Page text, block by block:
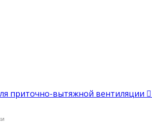
приточно-вытяжной вентиляции 